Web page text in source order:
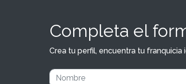
Completa el
Crea tu perfil, encuentra tu